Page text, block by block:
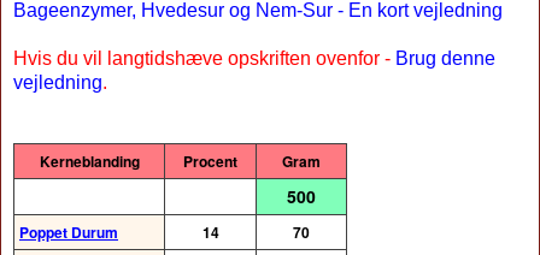
Bageenzymer, Hvedesur og Nem-Sur - En kort vejledning
Hvis du vil langtidshæve opskriften ovenfor - Brug denne
vejledning.
Kerneblanding Procent Gram
500
Poppet Durum 14
70